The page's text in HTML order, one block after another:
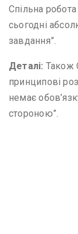
Спільна
сьогодні
завдання”.
Деталі: Також
принципові
немає
стороною”.